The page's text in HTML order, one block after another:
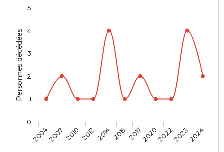
Personnes décédées
20042007 2010 20122014 2015 20172020202220232024
0
1
2
3
4
5